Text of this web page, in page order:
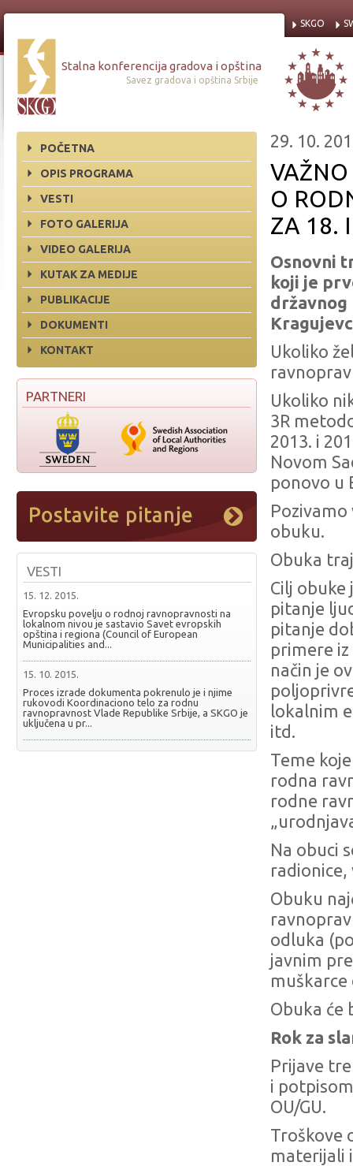
Stalna konferencija gradova i opština
Savez gradova i opština Srbije
SKGO
POČETNA
OPIS PROGRAMA
VESTI
FOTO GALERIJA
VIDEO GALERIJA
KUTAK ZA MEDIJE
PUBLIKACIJE
DOKUMENTI
KONTAKT
PARTNERI
VESTI
15. 12. 2015.
Evropsku povelju o rodnoj ravnopravnosti na
lokalnom nivou je sastavio Savet evropskih
opština i regiona (Council of European
Municipalities and...
15. 10. 2015.
Proces izrade dokumenta pokrenulo je i njime
rukovodi Koordinaciono telo za rodnu
ravnopravnost Vlade Republike Srbije, a SKGO je
uključena u pr...
29. 10.
O
ZA 18.
Osnovni
koji je
državnog
Ukoliko
Ukoliko
3R
2013. i
Novom
ponovo u
obuku.
Obuka
Cilj obuke
pitanje
pitanje
primere iz
način je
lokalnim
itd.
Teme
rodna
rodne
Na obuci
Obuku
odluka
javnim
muškarce
Obuka će
Rok za
Prijave
i
OU/GU.
Troškove
materijali